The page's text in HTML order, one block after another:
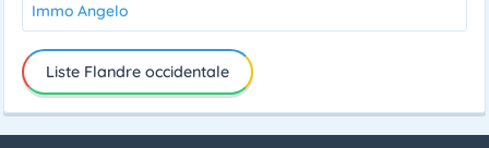
Immo Angelo
Liste Flandre occidentale